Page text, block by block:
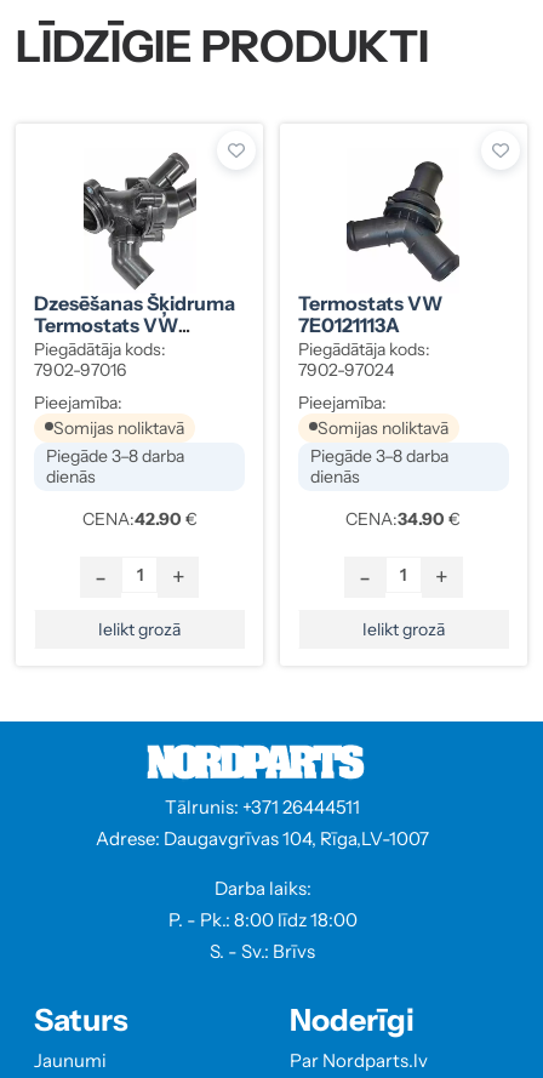
LĪDZĪGIE PRODUKTI
Dzesēšanas Šķidruma
Termostats VW
Transporter,
Atvēršanās 87 °C, OE
Piegādātāja kods:
7902-97016
Pieejamība:
Somijas noliktavā
Piegāde 3–8 darba
dienās
CENA:42.90 €
- +
Ielikt grozā
Termostats VW
7E0121113A
Piegādātāja kods:
7902-97024
Pieejamība:
Somijas noliktavā
Piegāde 3–8 darba
dienās
CENA:34.90 €
- +
Ielikt grozā
Tālrunis: +371 26444511
Adrese: Daugavgrīvas 104, Rīga,LV-1007
Darba laiks:
P. - Pk.: 8:00 līdz 18:00
S. - Sv.: Brīvs
Saturs
Jaunumi
Noderīgi
Par Nordparts.lv